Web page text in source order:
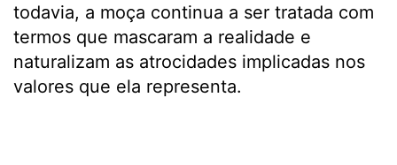
todavia, a moça continua a ser tratada com
termos que mascaram a realidade e
naturalizam as atrocidades implicadas nos
valores que ela representa.